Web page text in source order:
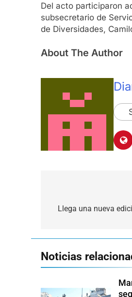
Del acto participaron
subsecretario de
de Diversidades,
About The Author
de
Llega una nueva
Noticias